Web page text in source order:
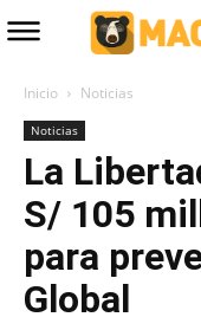
Inicio Noticias
Noticias
La
S/ 105
para
Global